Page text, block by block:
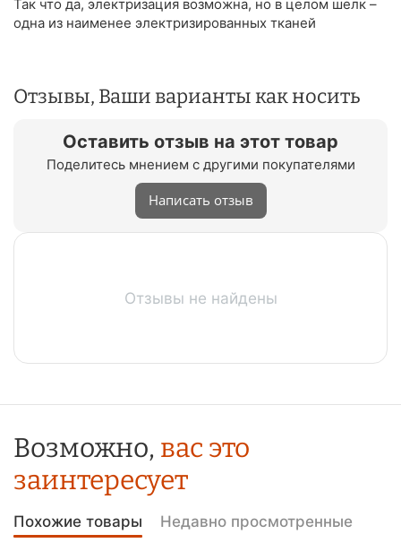
Так что да, электризация возможна, но в целом шелк –
одна из наименее электризированных тканей
Отзывы, Ваши варианты как носить
Оставить отзыв на этот товар
Поделитесь мнением с другими покупателями
Написать отзыв
Отзывы не найдены
Возможно, вас это
заинтересует
Похожие товары Недавно просмотренные